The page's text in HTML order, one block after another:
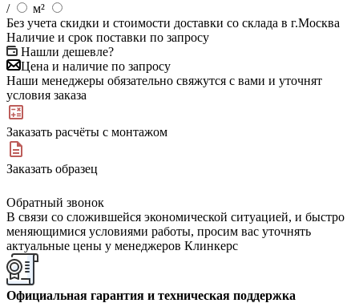
/
м²
Без учета скидки и стоимости доставки со склада в г.Москва
Наличие и срок поставки по запросу
Нашли дешевле?
Цена и наличие по запросу
Наши менеджеры обязательно свяжутся с вами и уточнят
условия заказа
Заказать расчёты с монтажом
Заказать образец
Обратный звонок
В связи со сложившейся экономической ситуацией, и быстро
меняющимися условиями работы, просим вас уточнять
актуальные цены у менеджеров Клинкерс
Официальная гарантия и техническая поддержка